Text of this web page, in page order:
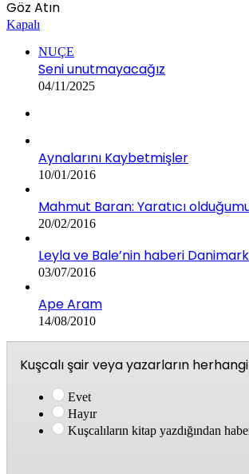
Göz Atın
Kapalı
NUÇE
Seni unutmayacağız
04/11/2025
Aynalarını Kaybetmişler
10/01/2016
Mahmut Baran: Yaratıcı
20/02/2016
Leyla ve Bale’nin haberi
03/07/2016
Ape Aram
14/08/2010
Kuşcalı şair veya yazarların
Evet
Hayır
Kuşcalıların kitap yazdığından